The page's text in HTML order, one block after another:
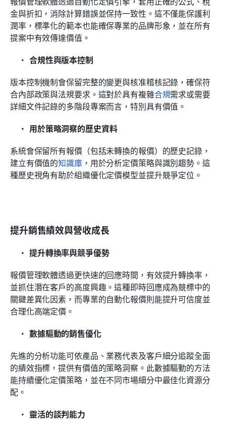
金與折扣，消除計算錯誤並保持一致性。這不僅能保護利
潤率，標準化的範本也能確保專業的品牌形象，並在所有
提案中有效傳達價值。
合規性與版本控制
版本控制機制會保留完整的變更與核准稽核記錄，確保符
合內部政策與法規要求。這對於具有複雜合規需求或需要
詳細文件記錄的多階段專案而言，特別具有價值。
用於策略洞察的歷史資料
系統會保留所有報價（包括未轉換的報價）的歷史記錄，
建立有價值的知識庫，用於分析定價策略與識別趨勢。這
種歷史視角有助於組織優化定價模型並提升競爭定位。
提升銷售績效與營收成長
提升轉換率與競爭優勢
報價管理軟體透過更快速的回應時間，有效提升轉換率，
並抓住潛在客戶的高度興趣。這種即時回應成為競標中的
關鍵差異化因素，而專業的自動化報價則能提升可信度並
合理化高端定價。
數據驅動的銷售優化
先進的分析功能可依產品、業務代表及客戶細分追蹤全面
的績效指標，提供有價值的策略洞察。此數據驅動的方法
能持續優化定價策略，並在不同市場細分中最佳化資源分
配。
靈活的談判能力